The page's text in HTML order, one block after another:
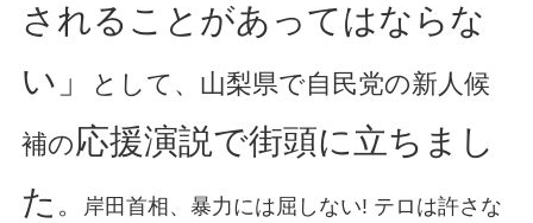
されることがあってはならな
い」
として、山梨県で自民党の新人候
補の応援演説で街頭に立ちまし
た 。
岸田首相、暴力には屈しない! テロは許さな